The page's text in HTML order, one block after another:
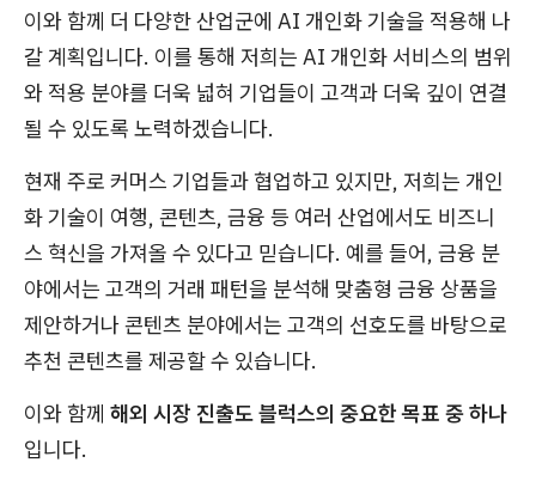
이와 함께 더 다양한 산업군에 AI 개인화 기술을 적용해 나
갈 계획입니다. 이를 통해 저희는 AI 개인화 서비스의 범위
와 적용 분야를 더욱 넓혀 기업들이 고객과 더욱 깊이 연결
될 수 있도록 노력하겠습니다.
현재 주로 커머스 기업들과 협업하고 있지만, 저희는 개인
화 기술이 여행, 콘텐츠, 금융 등 여러 산업에서도 비즈니
스 혁신을 가져올 수 있다고 믿습니다. 예를 들어, 금융 분
야에서는 고객의 거래 패턴을 분석해 맞춤형 금융 상품을
제안하거나 콘텐츠 분야에서는 고객의 선호도를 바탕으로
추천 콘텐츠를 제공할 수 있습니다.
이와 함께 해외 시장 진출도 블럭스의 중요한 목표 중 하나
입니다.